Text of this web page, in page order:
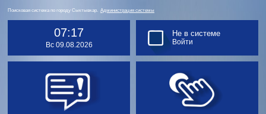
Поисковая система по городу Сыктывкар. Администрация системы
07:17
Вс 09.08.2026
Не в системе
Войти